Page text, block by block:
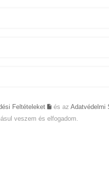
Feltételeket és az Adatvédelmi
veszem és elfogadom.